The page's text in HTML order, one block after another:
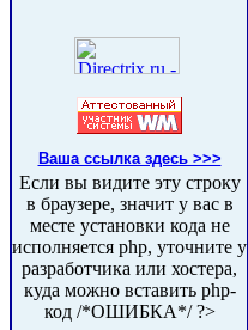
Ваша ссылка здесь >>>
Eсли вы видите эту строку
в браузере, значит у вас в
месте установки кода не
исполняется php, уточните у
разработчика или хостера,
куда можно вставить php-
код /*ОШИБКА*/ ?>